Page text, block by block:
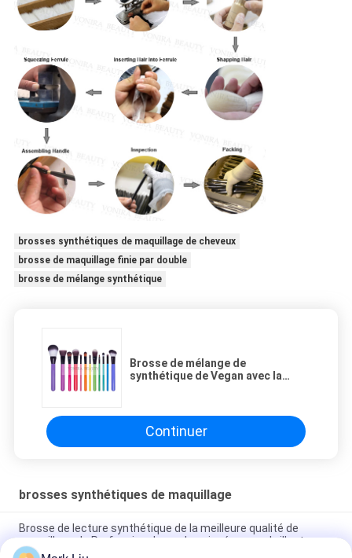
brosses synthétiques de maquillage de cheveux
brosse de maquillage finie par double
brosse de mélange synthétique
Brosse de mélange de
synthétique de Vegan avec la
d'arc-en-ciel
Continuer
brosses synthétiques de maquillage
Brosse de lecture synthétique de la meilleure qualité de
maquillage de Prefessional avec la poignée rouge brillante